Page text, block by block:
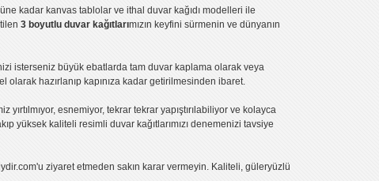
kadar kanvas tablo lar ve ithal duvar kağıdı modelleri ile
3 boyutlu duvar kağıtlarımızın keyfini sürmenin ve dünyanın
isterseniz büyük ebatlarda tam duvar kaplama olarak veya
olarak hazırlanıp kapınıza kadar getirilmesinden ibaret.
yırtılmıyor, esnemiyor, tekrar tekrar yapıştırılabiliyor ve kolayca
yüksek kaliteli resimli duvar kağıtlarımızı denemenizi tavsiye
ziyaret etmeden sakın karar vermeyin. Kaliteli, güleryüzlü